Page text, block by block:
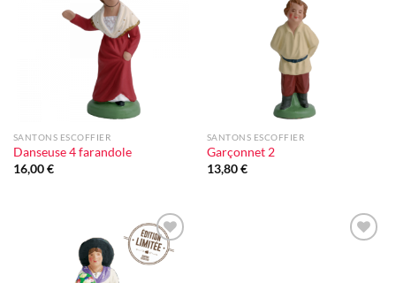
SANTONS ESCOFFIER
Danseuse 4 farandole
16,00€
SANTONS ESCOFFIER
Garçonnet 2
13,80€
Ajouter
à la liste